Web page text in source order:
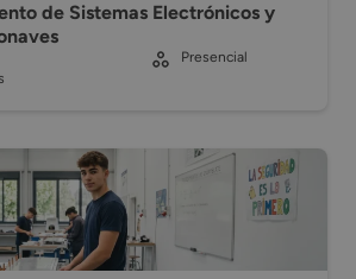
de Sistemas Electrónicos y
Presencial